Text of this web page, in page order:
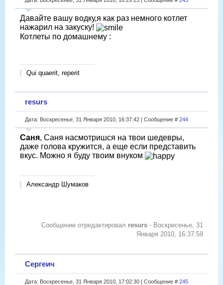
Давайте вашу водку,я как раз немного котлет
нажарил на закуску!
Котлеты по домашнему :
Qui quaerit, reperit
resurs
Дата: Воскресенье, 31 Января 2010, 16:37:42 | Сообщение # 244
Саня, Саня насмотришся на твои шедевры,
даже голова кружится, а еще если представить
вкус. Можно я буду твоим внуком
Александр Шумаков
Сообщение отредактировал resurs - Воскресенье, 31
Января 2010, 16:37:59
Сергеич
Дата: Воскресенье, 31 Января 2010, 17:02:30 | Сообщение # 245